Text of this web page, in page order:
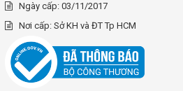
Ngày cấp: 03/11/2017
Nơi cấp: Sở KH và ĐT Tp HCM